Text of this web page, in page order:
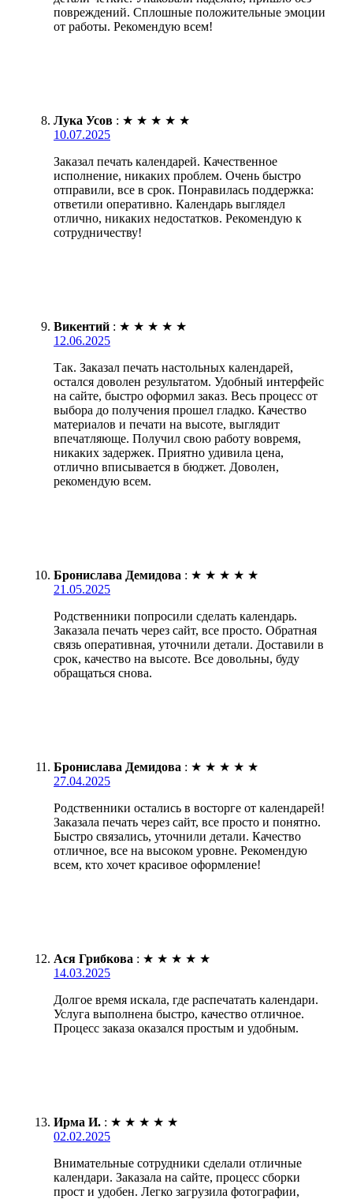
повреждений. Сплошные положительные эмоции
от работы. Рекомендую всем!
Лука Усов : ★ ★ ★ ★ ★
10.07.2025
Заказал печать календарей. Качественное
исполнение, никаких проблем. Очень быстро
отправили, все в срок. Понравилась поддержка:
ответили оперативно. Календарь выглядел
отлично, никаких недостатков. Рекомендую к
сотрудничеству!
Викентий : ★ ★ ★ ★ ★
12.06.2025
Так. Заказал печать настольных календарей,
остался доволен результатом. Удобный интерфейс
на сайте, быстро оформил заказ. Весь процесс от
выбора до получения прошел гладко. Качество
материалов и печати на высоте, выглядит
впечатляюще. Получил свою работу вовремя,
никаких задержек. Приятно удивила цена,
отлично вписывается в бюджет. Доволен,
рекомендую всем.
Бронислава Демидова : ★ ★ ★ ★ ★
21.05.2025
Родственники попросили сделать календарь.
Заказала печать через сайт, все просто. Обратная
связь оперативная, уточнили детали. Доставили в
срок, качество на высоте. Все довольны, буду
обращаться снова.
Бронислава Демидова : ★ ★ ★ ★ ★
27.04.2025
Родственники остались в восторге от календарей!
Заказала печать через сайт, все просто и понятно.
Быстро связались, уточнили детали. Качество
отличное, все на высоком уровне. Рекомендую
всем, кто хочет красивое оформление!
Ася Грибкова : ★ ★ ★ ★ ★
14.03.2025
Долгое время искала, где распечатать календари.
Услуга выполнена быстро, качество отличное.
Процесс заказа оказался простым и удобным.
Ирма И. : ★ ★ ★ ★ ★
02.02.2025
Внимательные сотрудники сделали отличные
календари. Заказала на сайте, процесс сборки
прост и удобен. Легко загрузила фотографии,